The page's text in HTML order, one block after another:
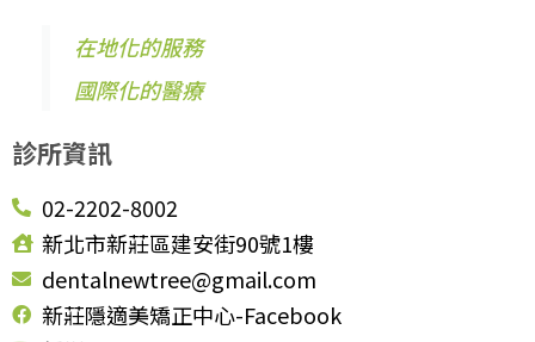
在地化的服務
國際化的醫療
診所資訊
02-2202-8002
新北市新莊區建安街90號1樓
dentalnewtree@gmail.com
新莊隱適美矯正中心-Facebook